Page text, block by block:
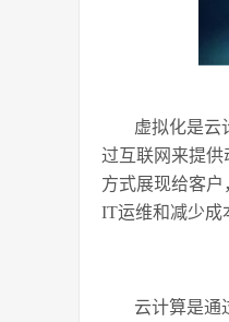
虚拟化是云
过互联网来提
方式展现给客
IT运维和减少成
云计算是通